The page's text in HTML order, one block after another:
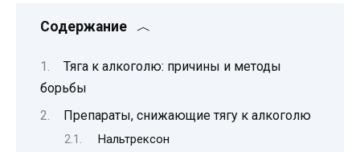
Содержание
Тяга к алкоголю: причины и методы
борьбы
Препараты, снижающие тягу к алкоголю
Нальтрексон